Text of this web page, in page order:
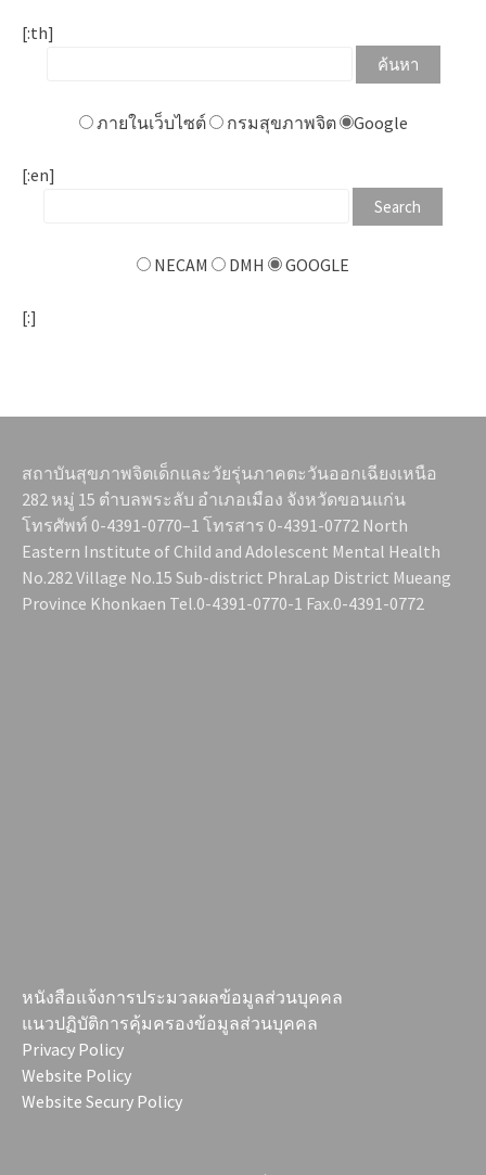
[:th]
ภายในเว็บไซต์ กรมสุขภาพจิต Google
[:en]
NECAM DMH GOOGLE
[:]
สถาบันสุขภาพจิตเด็กและวัยรุ่นภาคตะวันออกเฉียงเหนือ
282 หมู่ 15 ตำบลพระลับ อำเภอเมือง จังหวัดขอนแก่น
โทรศัพท์ 0-4391-0770–1 โทรสาร 0-4391-0772 North
Eastern Institute of Child and Adolescent Mental Health
No.282 Village No.15 Sub-district PhraLap District Mueang
Province Khonkaen Tel.0-4391-0770-1 Fax.0-4391-0772
หนังสือแจ้งการประมวลผลข้อมูลส่วนบุคคล
แนวปฏิบัติการคุ้มครองข้อมูลส่วนบุคคล
Privacy Policy
Website Policy
Website Secury Policy